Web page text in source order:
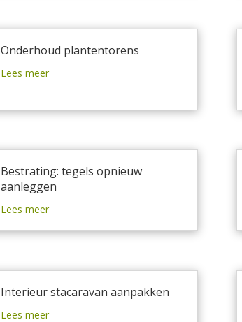
Onderhoud plantentorens
Lees meer
Bestrating: tegels opnieuw
aanleggen
Lees meer
Interieur stacaravan aanpakken
Lees meer